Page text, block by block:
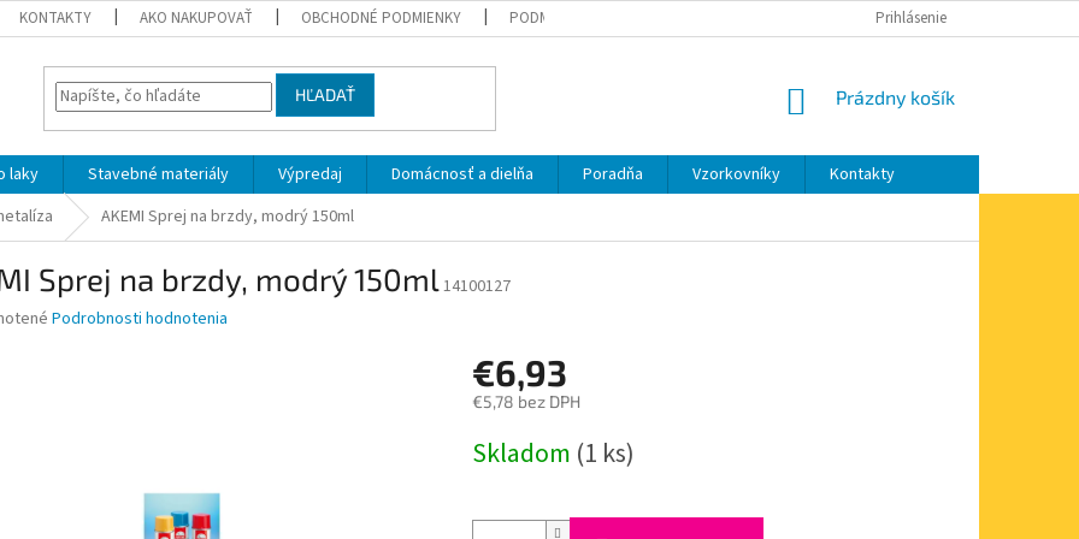
KONTAKTY AKO NAKUPOVAŤ OBCHODNÉ PODMIENKY PODMIENKY OCHRANY OSOBNÝCH ÚDAJOV MOJA OBJEDNÁVKA
Prihlásenie
HĽADAŤ
NÁKUPNÝ
Prázdny košík
laky Stavebné materiály Výpredaj Domácnosť a dielňa Poradňa Vzorkovníky
Kontakty
AKEMI Sprej na brzdy, modrý 150ml
Sprej na brzdy, modrý 150ml14100127
Podrobnosti hodnotenia
€6,93
€5,78 bez DPH
cena:
Skladom (1 ks)